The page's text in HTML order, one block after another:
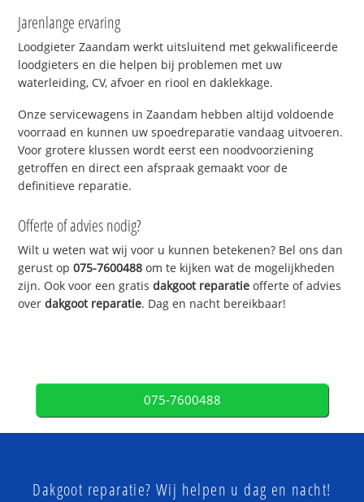
Jarenlange ervaring
Loodgieter Zaandam werkt uitsluitend met gekwalificeerde
loodgieters en die helpen bij problemen met uw
waterleiding, CV, afvoer en riool en daklekkage.
Onze servicewagens in Zaandam hebben altijd voldoende
voorraad en kunnen uw spoedreparatie vandaag uitvoeren.
Voor grotere klussen wordt eerst een noodvoorziening
getroffen en direct een afspraak gemaakt voor de
definitieve reparatie.
Offerte of advies nodig?
Wilt u weten wat wij voor u kunnen betekenen? Bel ons dan
gerust op075-7600488 om te kijken wat de mogelijkheden
zijn. Ook voor een gratisdakgoot reparatie offerte of advies
overdakgoot reparatie. Dag en nacht bereikbaar!
075-7600488
Dakgoot reparatie? Wij helpen u dag en nacht!